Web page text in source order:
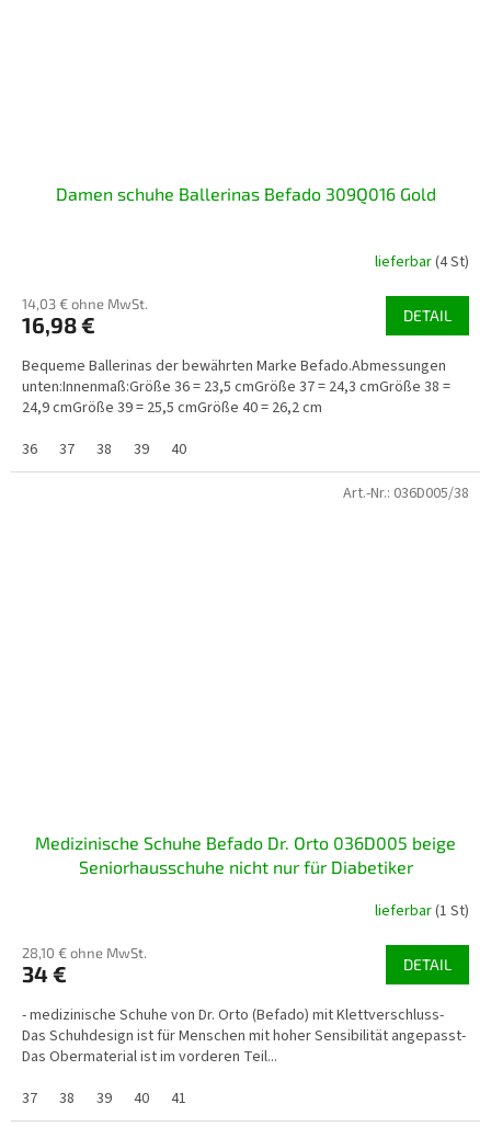
Damen schuhe Ballerinas Befado 309Q016 Gold
lieferbar(4 St)
14,03 € ohne MwSt.
16,98 € DETAIL
Bequeme Ballerinas der bewährten Marke Befado.Abmessungen
unten:Innenmaß:Größe 36 = 23,5 cmGröße 37 = 24,3 cmGröße 38 =
24,9 cmGröße 39 = 25,5 cmGröße 40 = 26,2 cm
36
37 38 39 40
Medizinische Schuhe Befado Dr. Orto 036D005 beige
Seniorhausschuhe nicht nur für Diabetiker
lieferbar(1 St)
28,10 € ohne MwSt.
34 € DETAIL
- medizinische Schuhe von Dr. Orto (Befado) mit Klettverschluss-
Das Schuhdesign ist für Menschen mit hoher Sensibilität angepasst-
Das Obermaterial ist im vorderen Teil...
37
38 39 40 41
Art.-Nr.: 036D005/38